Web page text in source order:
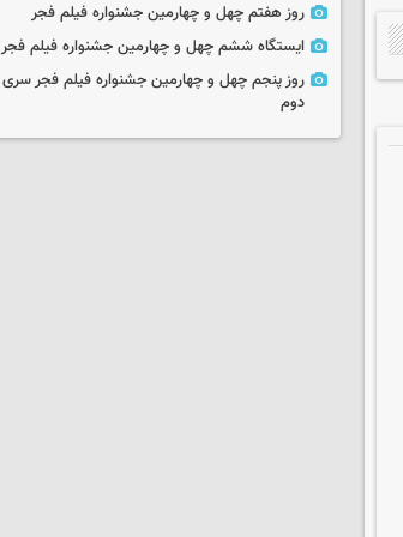
روز هفتم چهل و چهارمین جشنواره فیلم فجر
ایستگاه ششم چهل و چهارمین جشنواره فیلم فجر
روز پنجم چهل و چهارمین جشنواره فیلم فجر سری
دوم